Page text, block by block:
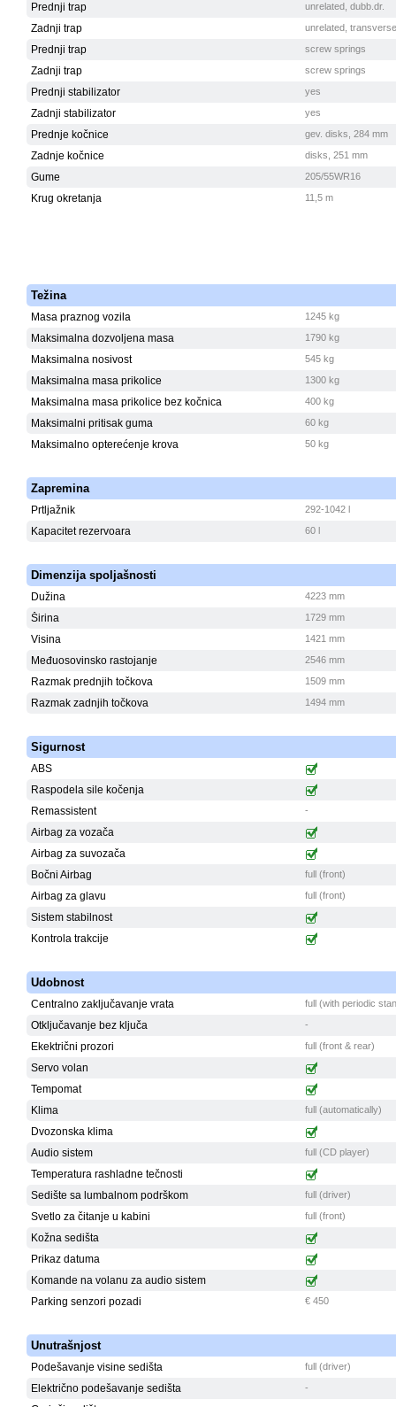
Prednji trap unrelated, dubb.dr.
Zadnji trap unrelated,
Prednji trap screw springs
Zadnji trap screw springs
Prednji stabilizator yes
Zadnji stabilizator yes
Prednje kočnice gev. disks, 284 mm
Zadnje kočnice disks, 251 mm
Gume 205/55WR16
Krug okretanja 11,5 m
Težina
Masa praznog vozila 1245 kg
Maksimalna dozvoljena masa 1790 kg
Maksimalna nosivost 545 kg
Maksimalna masa prikolice 1300 kg
Maksimalna masa prikolice bez kočnica 400 kg
Maksimalni pritisak guma 60 kg
Maksimalno opterećenje krova 50 kg
Zapremina
Prtljažnik 292-1042 l
Kapacitet rezervoara 60 l
Dimenzija spoljašnosti
Dužina 4223 mm
Širina 1729 mm
Visina 1421 mm
Međuosovinsko rastojanje 2546 mm
Razmak prednjih točkova 1509 mm
Razmak zadnjih točkova 1494 mm
Sigurnost
ABS
Raspodela sile kočenja
Remassistent
-
Airbag za vozača
Airbag za suvozača
Bočni Airbag
full (front)
Airbag za glavu full (front)
Sistem stabilnost
Kontrola trakcije
Udobnost
Centralno zaključavanje vrata full (with periodic
Otključavanje bez ključa -
Ekektrični prozori full (front & rear)
Servo volan
Tempomat
Klima
full (automatically)
Dvozonska klima
Audio sistem
full (CD player)
Temperatura rashladne tečnosti
Sedište sa lumbalnom podrškom
full (driver)
Svetlo za čitanje u kabini full (front)
Kožna sedišta
Prikaz datuma
Komande na volanu za audio sistem
Parking senzori pozadi
€ 450
Unutrašnjost
Podešavanje visine sedišta full (driver)
Električno podešavanje sedišta -